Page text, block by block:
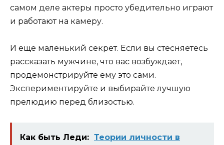
самом деле актеры просто убедительно играют
и работают на камеру.
И еще маленький секрет. Если вы стесняетесь
рассказать мужчине, что вас возбуждает,
продемонстрируйте ему это сами.
Экспериментируйте и выбирайте лучшую
прелюдию перед близостью.
Как быть Леди: Теории личности в